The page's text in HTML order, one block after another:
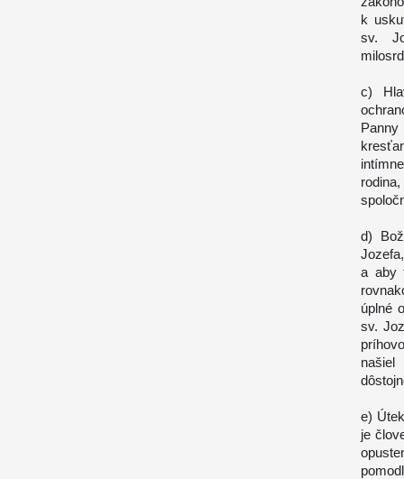
k
sv.
c)
d)
a aby
úplné
sv.
e)
je